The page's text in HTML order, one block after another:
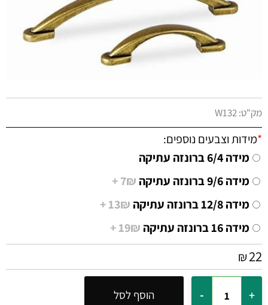
מק"ט:W132
*מידות וצבעים נוספים:
מידה 6/4 ברונזה עתיקה
מידה 9/6 ברונזה עתיקה
7₪ +
מידה 12/8 ברונזה עתיקה
13₪ +
מידה 16 ברונזה עתיקה
19₪ +
₪22
הוסף לסל